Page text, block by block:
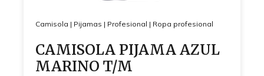
Camisola | Pijamas | Profesional | Ropa profesional
CAMISOLA PIJAMA AZUL
MARINO T/M